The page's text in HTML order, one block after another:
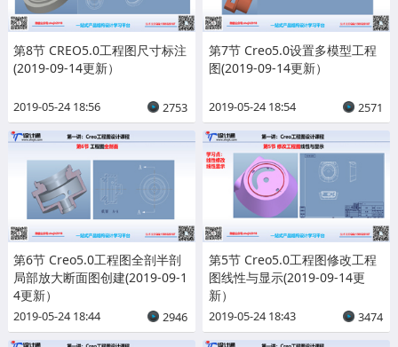
第8节 CREO5.0工程图尺寸标注
(2019-09-14更新）
2753
2019-05-24 18:56
第7节 Creo5.0设置多模型工程
图(2019-09-14更新）
2571
2019-05-24 18:54
第6节 Creo5.0工程图全剖半剖
局部放大断面图创建(2019-09-1
4更新）
2946
2019-05-24 18:44
第5节 Creo5.0工程图修改工程
图线性与显示(2019-09-14更
新）
3474
2019-05-24 18:43